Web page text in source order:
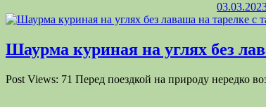
Шаурма куриная на углях без
Post Views: 71 Перед поездкой на природу нередко